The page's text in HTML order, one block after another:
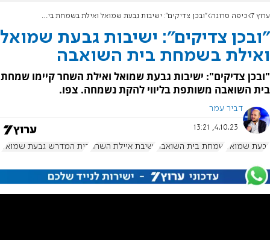
ערוץ 7 כיפה סרוגה "ובכן צדיקים": ישיבות גבעת שמואל ואילת בשמחת בית השואבה
"ובכן צדיקים": ישיבות גבעת שמואל
ואילת בשמחת בית השואבה
"ובכן צדיקים": ישיבות גבעת שמואל ואילת השחר קיימו שמחת
בית השואבה משותפת בליווי להקת נשמחה. צפו.
דביר עמר
4.10.23, 13:21
גבעת שמואל שמחת בית השואבה ישיבת איילת השחר בית המדרש גבעת שמואל